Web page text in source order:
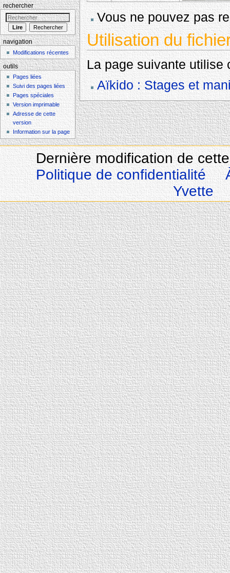
Vous ne pouvez pas
Utilisation du
La page suivante utilise
Aïkido : Stages et
rechercher
navigation
Modifications récentes
outils
Pages liées
Suivi des pages liées
Pages spéciales
Version imprimable
Adresse de cette
version
Information sur la page
Dernière modification de
Politique de confidentialité
Yvette